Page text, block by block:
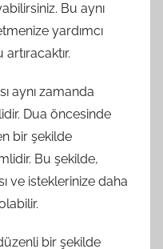
Bu aynı
yardımcı
aynı zamanda
Dua öncesinde
bir şekilde
Bu şekilde,
ve isteklerinize daha
bir şekilde